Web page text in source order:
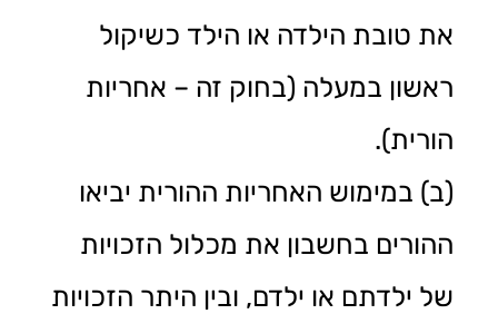
את טובת הילדה או הילד כשיקול
ראשון במעלה (בחוק זה – אחריות
הורית).
(ב) במימוש האחריות ההורית יביאו
ההורים בחשבון את מכלול הזכויות
של ילדתם או ילדם, ובין היתר הזכויות